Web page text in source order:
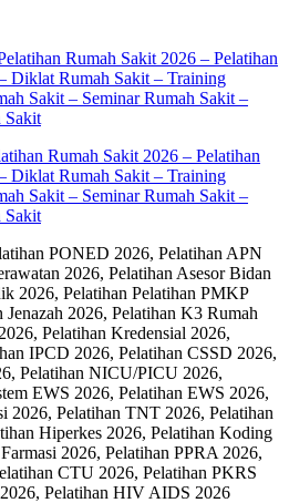
Rumah Sakit 2026 – Pelatihan
Diklat Rumah Sakit – Training
Sakit – Seminar Rumah Sakit –
Sakit
PONED 2026, Pelatihan APN
2026, Pelatihan Asesor Bidan
2026, Pelatihan Pelatihan PMKP
Jenazah 2026, Pelatihan K3 Rumah
Pelatihan Kredensial 2026,
IPCD 2026, Pelatihan CSSD 2026,
Pelatihan NICU/PICU 2026,
EWS 2026, Pelatihan EWS 2026,
2026, Pelatihan TNT 2026, Pelatihan
Hiperkes 2026, Pelatihan Koding
2026, Pelatihan PPRA 2026,
CTU 2026, Pelatihan PKRS
Pelatihan HIV AIDS 2026